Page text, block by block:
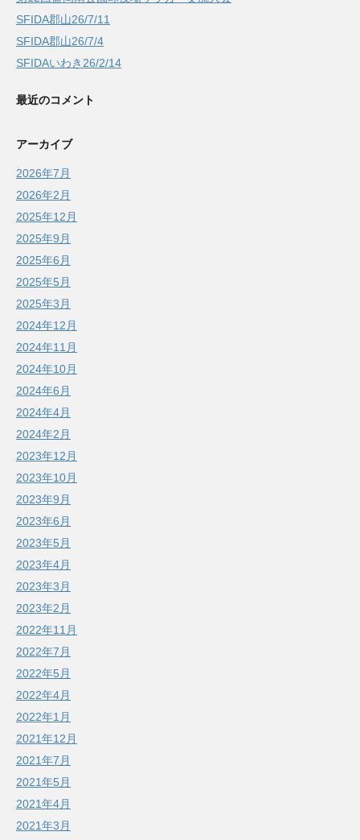
SFIDA郡山26/7/11
SFIDA郡山26/7/4
SFIDAいわき26/2/14
最近のコメント
アーカイブ
2026年7月
2026年2月
2025年12月
2025年9月
2025年6月
2025年5月
2025年3月
2024年12月
2024年11月
2024年10月
2024年6月
2024年4月
2024年2月
2023年12月
2023年10月
2023年9月
2023年6月
2023年5月
2023年4月
2023年3月
2023年2月
2022年11月
2022年7月
2022年5月
2022年4月
2022年1月
2021年12月
2021年7月
2021年5月
2021年4月
2021年3月